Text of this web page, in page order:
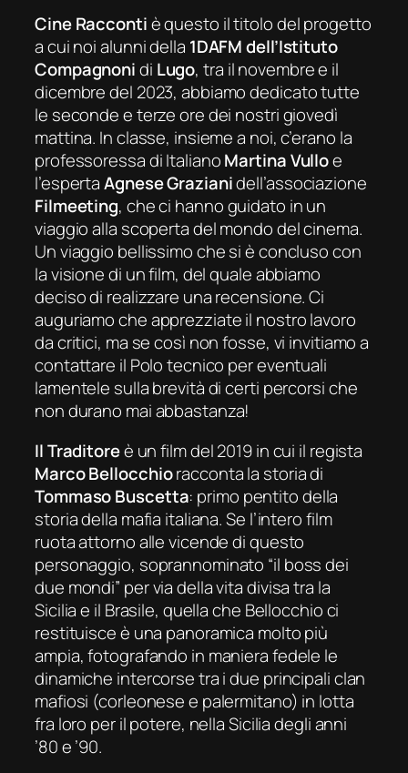
Cine Raccontiè questo il titolo del progetto
a cui noi alunni della 1DAFM dell’Istituto
Compagnonidi Lugo, tra il novembre e il
dicembre del 2023, abbiamo dedicato tutte
le seconde e terze ore dei nostri giovedì
mattina. In classe, insieme a noi, c’erano la
professoressa di ItalianoMartina Vulloe
l’espertaAgnese Grazianidell’associazione
Filmeeting, che ci hanno guidato in un
viaggio alla scoperta del mondo del cinema.
Un viaggio bellissimo che si è concluso con
la visione di un film, del quale abbiamo
deciso di realizzare una recensione. Ci
auguriamo che apprezziate il nostro lavoro
da critici, ma se così non fosse, vi invitiamo a
contattare il Polo tecnico per eventuali
lamentele sulla brevità di certi percorsi che
non durano mai abbastanza!
Il Traditoreè un film del 2019 in cui il regista
Marco Bellocchioracconta la storia di
TommasoBuscetta: primo pentito della
storia della mafia italiana. Se l’intero film
ruota attorno alle vicende di questo
personaggio, soprannominato “il boss dei
due mondi” per via della vita divisa tra la
Sicilia e il Brasile, quella che Bellocchio ci
restituisce è una panoramica molto più
ampia, fotografando in maniera fedele le
dinamiche intercorse tra i due principali clan
mafiosi (corleonese e palermitano) in lotta
fra loro per il potere, nella Sicilia degli anni
’80 e ’90.